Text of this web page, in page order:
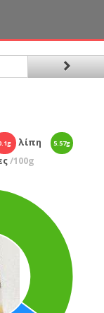
λίπη 5.57g
/100g